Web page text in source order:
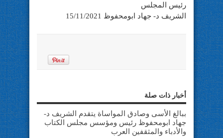
رئيس المجلس
الشريف د- جهاد ابومحفوظ 15/11/2021
أخبار ذات صلة
ببالغ الأسى وصادق المواساة يتقدم الشريف د-
جهاد ابومحفوظ رئيس ومؤسس مجلس الكتاب
والأدباء والمثقفين العرب